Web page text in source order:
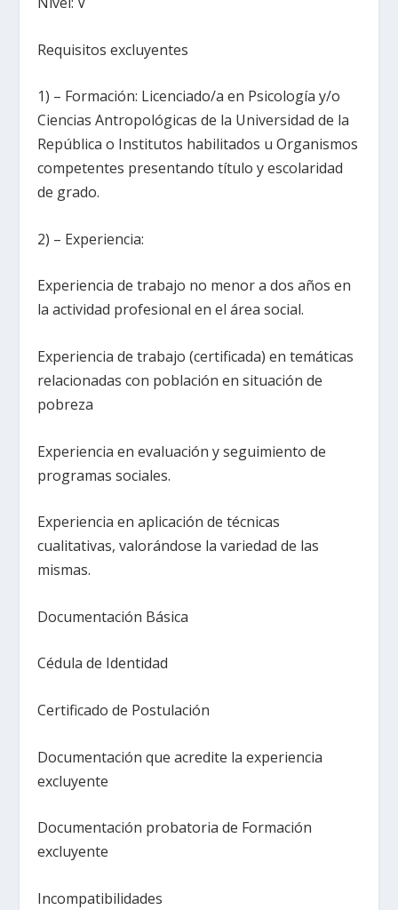
Requisitos excluyentes
1) – Formación: Licenciado/a en Psicología y/o
Ciencias Antropológicas de la Universidad de la
República o Institutos habilitados u Organismos
competentes presentando título y escolaridad
de grado.
2) – Experiencia:
Experiencia de trabajo no menor a dos años en
la actividad profesional en el área social.
Experiencia de trabajo (certificada) en temáticas
relacionadas con población en situación de
pobreza
Experiencia en evaluación y seguimiento de
programas sociales.
Experiencia en aplicación de técnicas
cualitativas, valorándose la variedad de las
mismas.
Documentación Básica
Cédula de Identidad
Certificado de Postulación
Documentación que acredite la experiencia
excluyente
Documentación probatoria de Formación
excluyente
Incompatibilidades